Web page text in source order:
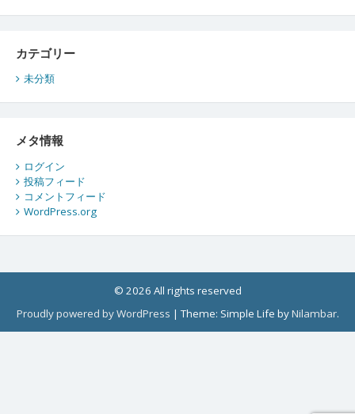
カテゴリー
未分類
メタ情報
ログイン
投稿フィード
コメントフィード
WordPress.org
© 2026 All rights reserved
Proudly powered by WordPress |Theme: Simple Life byNilambar.